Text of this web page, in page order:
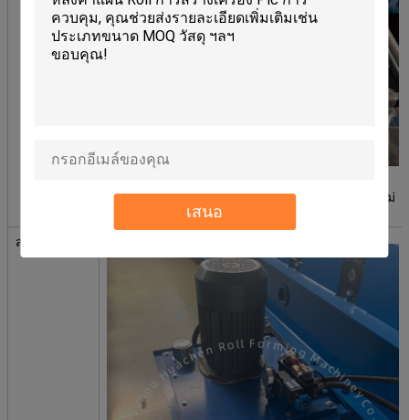
เสนอ
การประมวลผลเป็นเรียบ, แข็งแรง, กันสนิมและจะไม่
ขีดข่วนแผ่นระหว่างการทํางาน
สถานีปั๊มน้ํา